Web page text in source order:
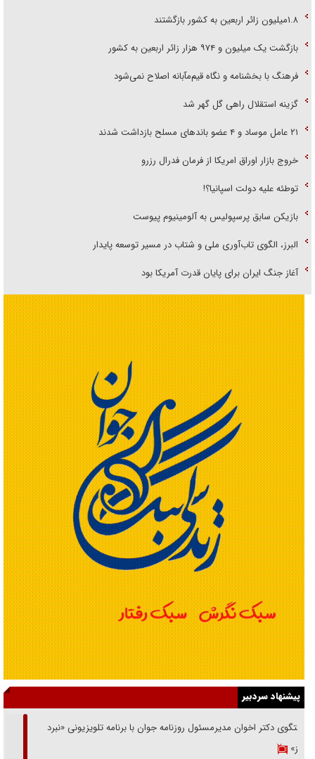
۱.۸میلیون زائر اربعین به کشور بازگشتند
بازگشت یک میلیون و ۹۷۴ هزار زائر اربعین به کشور
فرهنگ با بخشنامه و نگاه قیم‌مآبانه اصلاح نمی‌شود
گزینه استقلال راهی گل گهر شد
۲۱ عامل موساد و ۴ عضو باند‌های مسلح بازداشت شدند
خروج بازار اوراق امریکا از فرمان فدرال رزرو
توطئه علیه دولت اسپانیا؟!
بازیکن سابق پرسپولیس به آلومینیوم پیوست
البرز، الگوی تاب‌آوری ملی و شتاب در مسیر توسعه پایدار
آغاز جنگ ایران برای پایان قدرت آمریکا بود
پیشنهاد سردبیر
گفتگوی دکتر اخوان مدیرمسئول روزنامه جوان با برنامه تلویزیونی «نبرد
هرمز»